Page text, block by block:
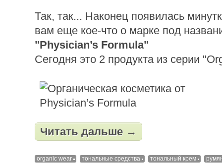
Так, так... Наконец появилась
вам еще кое-что о марке под
"Physician’s Formula"
Сегодня это 2 продукта из серии
Читать дальше →
organic wear тональные средства тональный крем